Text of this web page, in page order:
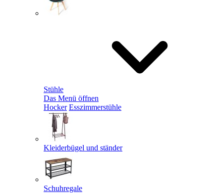
Stühle
Das Menü öffnen
Hocker Esszimmerstühle
Kleiderbügel und ständer
Schuhregale